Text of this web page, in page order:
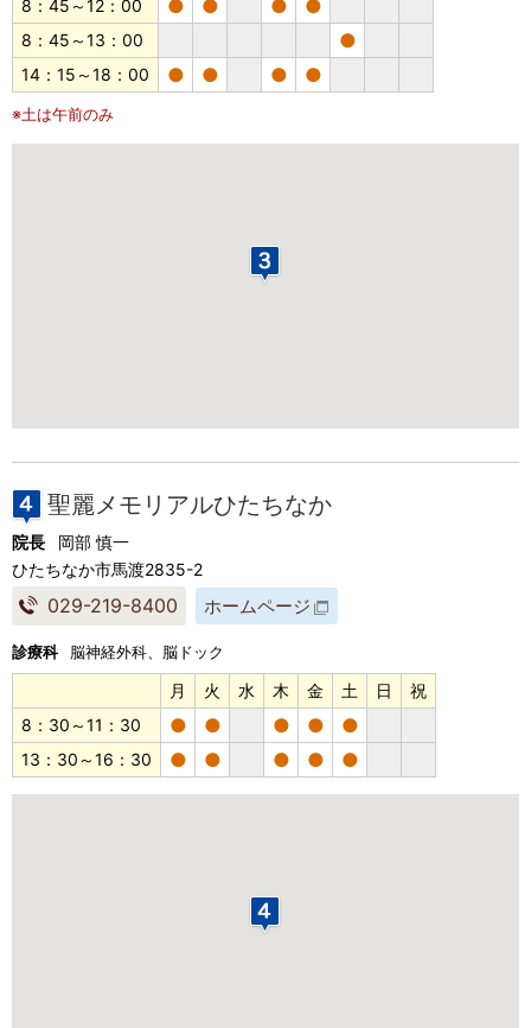
8：45～12：00 ● ● ● ●
8：45～13：00 ●
14：15～18：00 ● ● ● ●
※土は午前のみ
聖麗メモリアルひたちなか
院長
岡部 慎一
ひたちなか市馬渡2835-2
029-219-8400 ホームページ
診療科 脳神経外科、脳ドック
月 火 水 木 金 土 日
祝
8：30～11：30
● ● ● ● ●
13：30～16：30 ● ● ● ● ●